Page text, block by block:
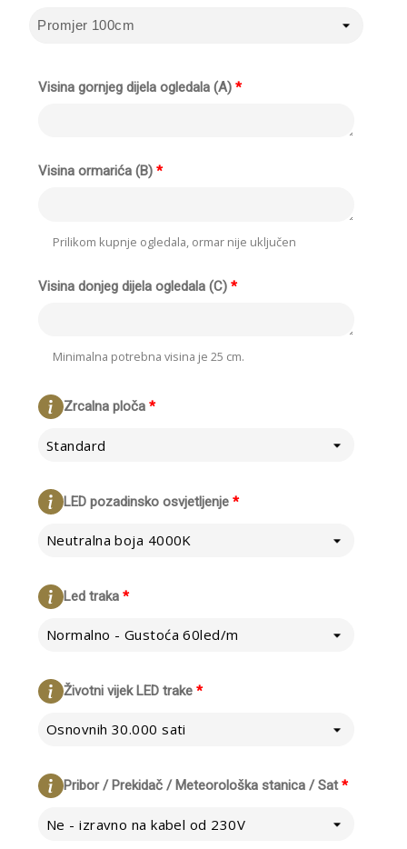
*
Visina gornjeg dijela ogledala (A)
*
Visina ormarića (B)
Prilikom kupnje ogledala, ormar nije uključen
*
Visina donjeg dijela ogledala (C)
Minimalna potrebna visina je 25 cm.
*
Zrcalna ploča
Standard
*
LED pozadinsko osvjetljenje
Neutralna boja 4000K
*
Led traka
Normalno - Gustoća 60led/m
*
Životni vijek LED trake
Osnovnih 30.000 sati
*
Pribor / Prekidač / Meteorološka stanica / Sat
Ne - izravno na kabel od 230V